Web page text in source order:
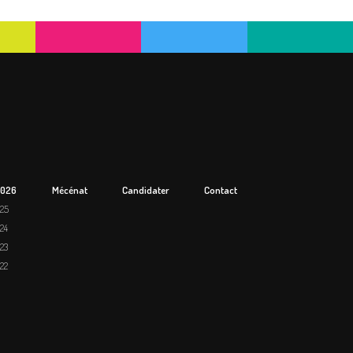
Mécénat Candidater Contact